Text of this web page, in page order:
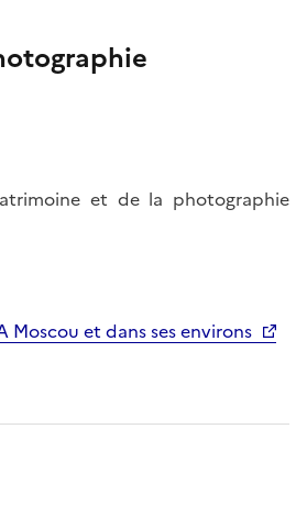
et de la photographie
Moscou et dans ses environs